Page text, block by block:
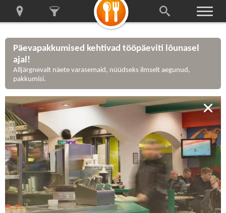
Päevapakkumised kehtivad tööpäeviti lõunasel
ajal!
Alljärgnevalt näete varasemaid, nüüdseks ilmselt aegunud,
pakkumisi.